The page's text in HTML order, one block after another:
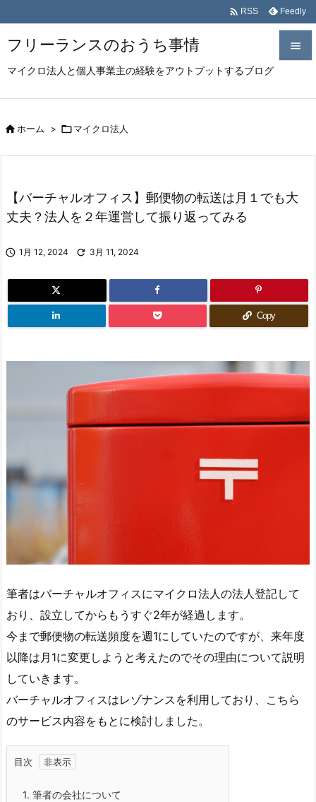
フリーランスのおうち事情
マイクロ法人と個人事業主の経験をアウトプットするブログ

次へ
 RSS Feedly
ホーム > マイクロ法人
【バーチャルオフィス】郵便物の転送は月１でも大
丈夫？法人を２年運営して振り返ってみる
 1月 12, 2024  3月 11, 2024
Copy
筆者はバーチャルオフィスにマイクロ法人の法人登記して
おり、設立してからもうすぐ2年が経過します。
今まで郵便物の転送頻度を週1にしていたのですが、来年度
以降は月1に変更しようと考えたのでその理由について説明
していきます。
バーチャルオフィスはレゾナンスを利用しており、こちら
のサービス内容をもとに検討しました。
目次
1. 筆者の会社について